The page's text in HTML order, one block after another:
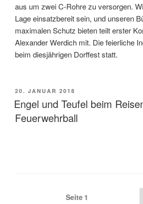
aus um zwei C-Rohre zu versorgen.
Lage einsatzbereit sein, und unseren
maximalen Schutz bieten teilt erster
Alexander Werdich mit. Die feierliche
beim diesjährigen Dorffest statt.
VERÖFFENTLICHT
AM
20. JANUAR 2018
Engel und Teufel beim
Feuerwehrball
Seitennummerierung
Seite 1